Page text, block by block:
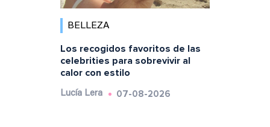
BELLEZA
Los recogidos favoritos de las
celebrities para sobrevivir al
calor con estilo
Lucía Lera 07-08-2026